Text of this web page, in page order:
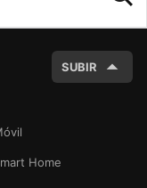
SUBIR
Home